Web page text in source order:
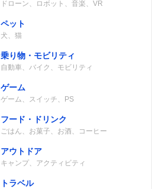
ドローン、ロボット、音楽、VR
ペット
犬、猫
乗り物・モビリティ
自動車、バイク、モビリティ
ゲーム
ゲーム、スイッチ、PS
フード・ドリンク
ごはん、お菓子、お酒、コーヒー
アウトドア
キャンプ、アクティビティ
トラベル